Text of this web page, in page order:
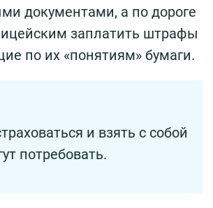
документами, а по дороге
заплатить штрафы
по их «понятиям» бумаги.
и взять с собой
потребовать.